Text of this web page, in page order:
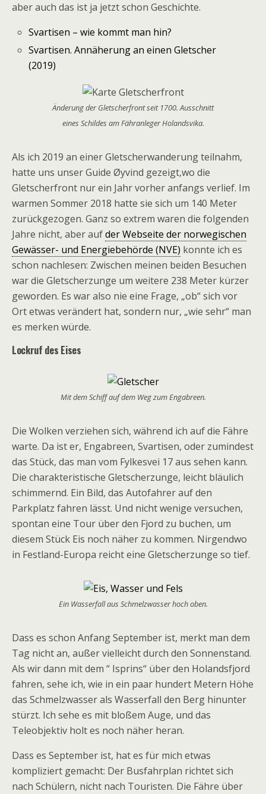
aber auch das ist ja jetzt schon Geschichte.
Svartisen – wie kommt man hin?
Svartisen. Annäherung an einen Gletscher
(2019)
Änderung der Gletscherfront seit 1700. Ausschnitt
eines Schildes am Fähranleger Holandsvika.
Als ich 2019 an einer Gletscherwanderung teilnahm,
hatte uns unser Guide Øyvind gezeigt,wo die
Gletscherfront nur ein Jahr vorher anfangs verlief. Im
warmen Sommer 2018 hatte sie sich um 140 Meter
zurückgezogen. Ganz so extrem waren die folgenden
Jahre nicht, aber aufder Webseite der norwegischen
Gewässer- und Energiebehörde (NVE) konnte ich es
schon nachlesen: Zwischen meinen beiden Besuchen
war die Gletscherzunge um weitere 238 Meter kürzer
geworden. Es war also nie eine Frage, „ob“ sich vor
Ort etwas verändert hat, sondern nur, „wie sehr“ man
es merken würde.
Lockruf des Eises
Mit dem Schiff auf dem Weg zum Engabreen.
Die Wolken verziehen sich, während ich auf die Fähre
warte. Da ist er, Engabreen, Svartisen, oder zumindest
das Stück, das man vom Fylkesvei 17 aus sehen kann.
Die charakteristische Gletscherzunge, leicht bläulich
schimmernd. Ein Bild, das Autofahrer auf den
Parkplatz fahren lässt. Und nicht wenige versuchen,
spontan eine Tour über den Fjord zu buchen, um
diesem Stück Eis noch näher zu kommen. Nirgendwo
in Festland-Europa reicht eine Gletscherzunge so tief.
Ein Wasserfall aus Schmelzwasser hoch oben.
Dass es schon Anfang September ist, merkt man dem
Tag nicht an, außer vielleicht durch den Sonnenstand.
Als wir dann mit dem “ Isprins“ über den Holandsfjord
fahren, sehe ich, wie in ein paar hundert Metern Höhe
das Schmelzwasser als Wasserfall den Berg hinunter
stürzt. Ich sehe es mit bloßem Auge, und das
Teleobjektiv holt es noch näher heran.
Dass es September ist, hat es für mich etwas
kompliziert gemacht: Der Busfahrplan richtet sich
nach Schülern, nicht nach Touristen. Die Fähre über